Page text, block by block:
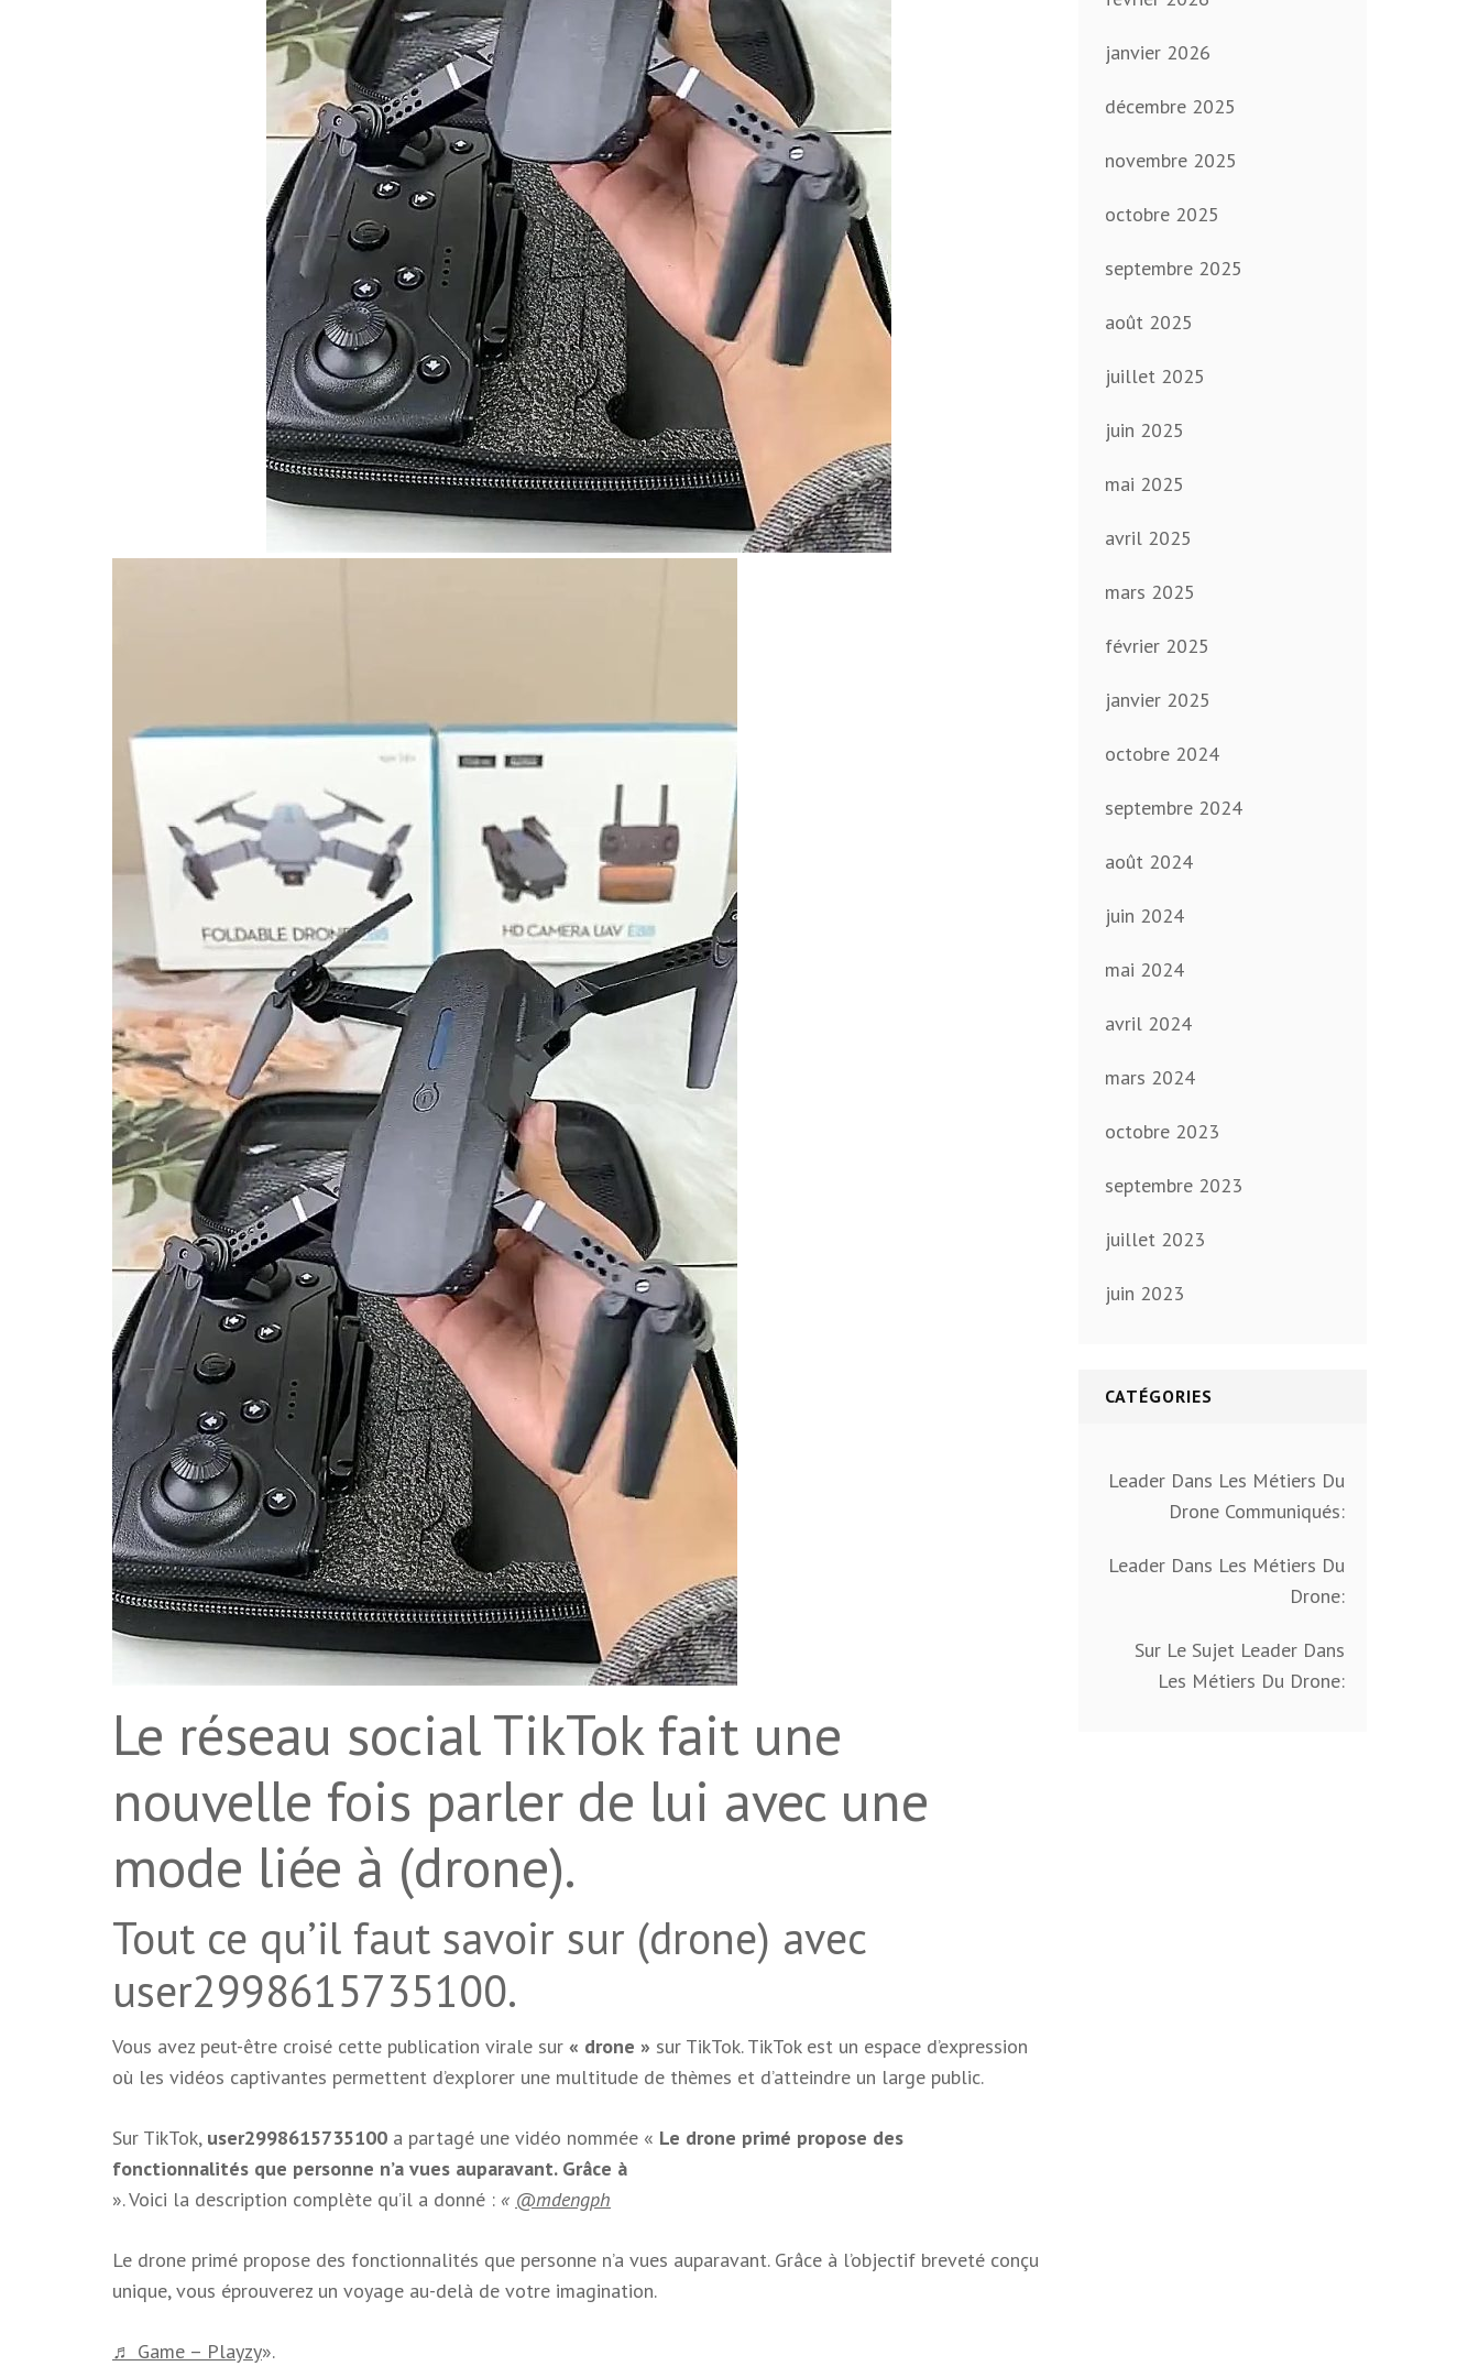
Le réseau social TikTok fait une
nouvelle fois parler de lui avec une
mode liée à (drone).
Tout ce qu’il faut savoir sur (drone) avec
user2998615735100.
Vous avez peut-être croisé cette publication virale sur « drone » sur TikTok. TikTok est un espace d’expression
où les vidéos captivantes permettent d’explorer une multitude de thèmes et d’atteindre un large public.
Sur TikTok, user2998615735100 a partagé une vidéo nommée « Le drone primé propose des
fonctionnalités que personne n’a vues auparavant. Grâce à
». Voici la description complète qu’il a donné : « @mdengph
Le drone primé propose des fonctionnalités que personne n’a vues auparavant. Grâce à l’objectif breveté conçu
unique, vous éprouverez un voyage au-delà de votre imagination.
♬ Game – Playzy».
janvier 2026
décembre 2025
novembre 2025
octobre 2025
septembre 2025
août 2025
juillet 2025
juin 2025
mai 2025
avril 2025
mars 2025
février 2025
janvier 2025
octobre 2024
septembre 2024
août 2024
juin 2024
mai 2024
avril 2024
mars 2024
octobre 2023
septembre 2023
juillet 2023
juin 2023
CATÉGORIES
Leader Dans Les Métiers Du
Drone Communiqués:
Leader Dans Les Métiers Du
Drone:
Sur Le Sujet Leader Dans
Les Métiers Du Drone: